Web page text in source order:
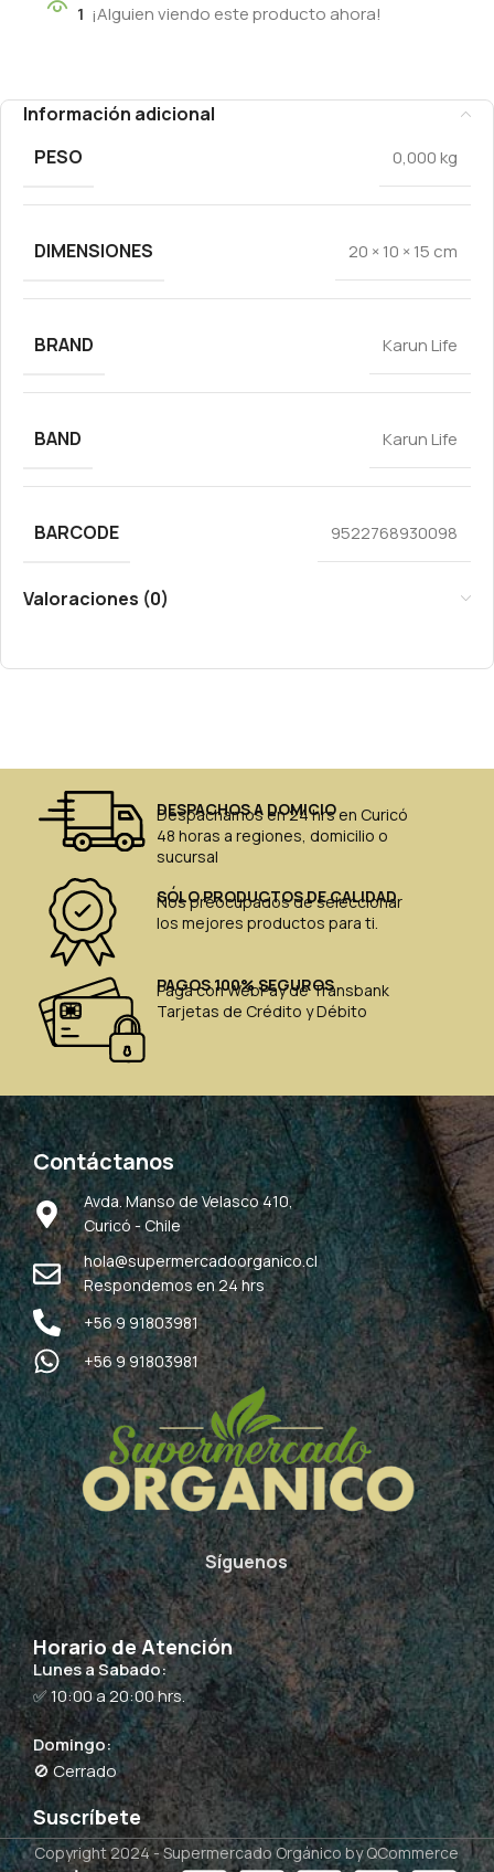
1 ¡Alguien viendo este producto ahora!
Información adicional
PESO
0,000 kg
DIMENSIONES 20 × 10 × 15 cm
BRAND Karun Life
BAND Karun Life
BARCODE 9522768930098
Valoraciones (0)
DESPACHOS A DOMICIO
Despachamos en 24 hrs en Curicó
48 horas a regiones, domicilio o
sucursal
SÓLO PRODUCTOS DE CALIDAD
Nos preocupados de seleccionar
los mejores productos para ti.
PAGOS 100% SEGUROS
Paga con WebPay de Transbank
Tarjetas de Crédito y Débito
Contáctanos
Avda. Manso de Velasco 410,
Curicó - Chile
hola@supermercadoorganico.cl
Respondemos en 24 hrs
+56 9 91803981
+56 9 91803981
Síguenos
Horario de Atención
Lunes a Sabado:
✅ 10:00 a 20:00 hrs.
Domingo:
🚫 Cerrado
Suscríbete
Copyright 2024 -Supermercado Orgánico by QCommerce